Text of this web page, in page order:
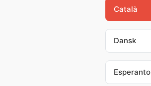
Català
Dansk
Esperanto